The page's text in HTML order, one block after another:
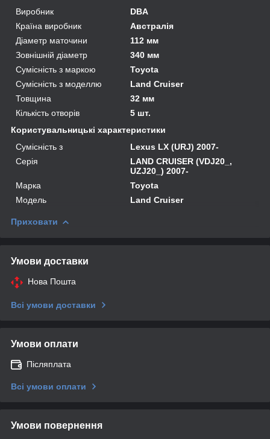
Виробник
DBA
Країна виробник
Австралія
Діаметр маточини
112 мм
Зовнішній діаметр
340 мм
Сумісність з маркою
Toyota
Сумісність з моделлю
Land Cruiser
Товщина
32 мм
Кількість отворів
5 шт.
Користувальницькі характеристики
Сумісність з
Lexus LX (URJ) 2007-
Серія
LAND CRUISER (VDJ20_,
UZJ20_) 2007-
Марка
Toyota
Модель
Land Cruiser
Приховати
Умови доставки
Нова Пошта
Всі умови доставки
Умови оплати
Післяплата
Всі умови оплати
Умови повернення